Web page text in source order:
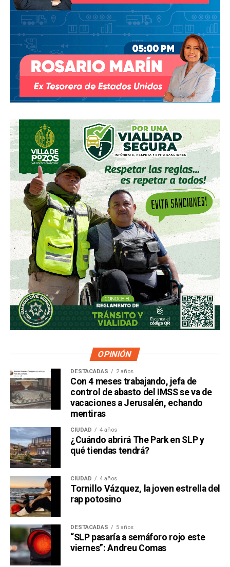
s.
Su relación con Martínez no se limita a Empresas ICA,
pues desde octubre de 2024 (justo unos días antes del
cambio en la presidencia) el oriundo de Monterreyha
comprado, además, acciones de la propia Televisa.
Empezó con 7.8%, lo que lo volvió su tercer mayor
El pasado mes de junio, como parte de un aumento de
capital de alrededor de 7 mil millones de pesos aprobado
por los accionistas de Televisa, la empresa informó que l a
participación de Martínez podría llegar a 22.3% una
vez se conviertan las obligaciones que compró, lo
que lo convertiría en el mayor accionista individual de
la compañía.
Esa conversión todavía no ocurre: se proyecta para 2027.
Azcárraga ha reducido considerablemente sus acciones
de la compañía, aunque conserva (vía un fideicomiso
familiar y una clase especial de acciones) el control formal
del voto de la empresa, independientemente de cuánto
capital tenga cada quien. En resumidas cuentas, aunque
Emilio Azcárraga tiene el poder de decisión,el mismo
financiero que reparte el control de El Realito con los
dos hombres más poderosos de Televisa está, al
mismo tiempo, camino a convertirse en el mayor
David Martínez es apodado coloquialmente como “ El
Fantasma de Wall Street
inmenso en Latinoamérica, especialmente en Argentina,
donde ha servido como negociador para la deuda nacional
y en 2017, fue considerado por Forbes como el hombre
más rico de dicho país. El regiomontano tiene un historial
OPINIÓN
DESTACADAS 2 años
Con 4 meses trabajando, jefa de
control de abasto del IMSS se va de
vacaciones a Jerusalén, echando
mentiras
CIUDAD 4 años
¿Cuándo abrirá The Park en SLP y
qué tiendas tendrá?
CIUDAD 4 años
Tornillo Vázquez, la joven estrella del
rap potosino
DESTACADAS 5 años
“SLP pasaría a semáforo rojo este
viernes”: Andreu Comas